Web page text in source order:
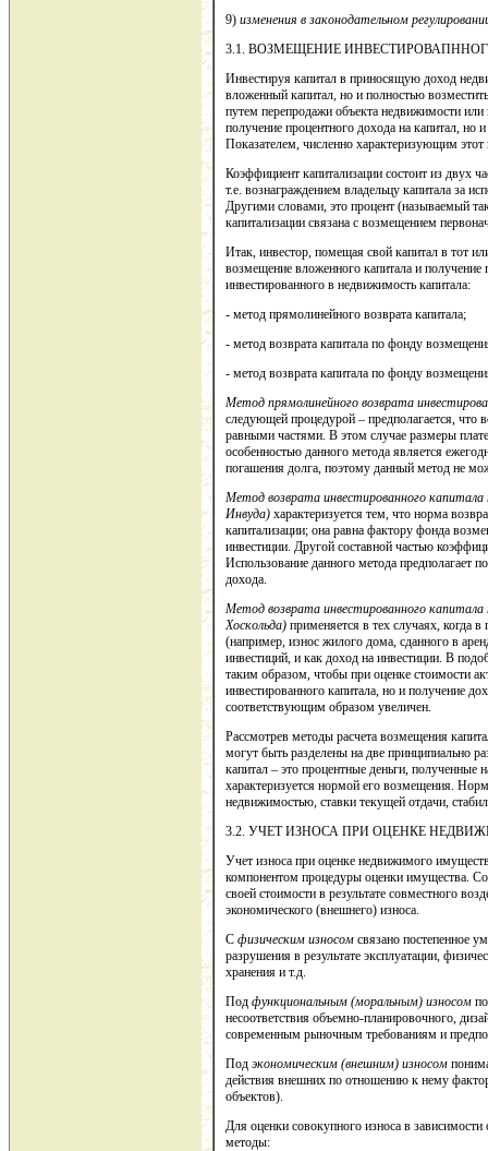
9) изменения в законодательном
3.1. ВОЗМЕЩЕНИЕ
Инвестируя капитал в приносящую доход
вложенный капитал, но и полностью
путем перепродажи объекта недвижимости или
получение процентного дохода на капитал, но
Показателем, численно характеризующим этот
Коэффициент капитализации состоит из двух
т.е. вознаграждением владельцу капитала за
Другими словами, это процент (называемый
капитализации связана с возмещением
Итак, инвестор, помещая свой капитал в тот
возмещение вложенного капитала и
инвестированного в недвижимость капитала:
- метод прямолинейного возврата капитала;
- метод возврата капитала по фонду
- метод возврата капитала по фонду
Метод прямолинейного возврата
следующей процедурой – предполагается,
равными частями. В этом случае размеры
особенностью данного метода является
погашения долга, поэтому данный метод не
Метод возврата инвестированного
Инвуда) характеризуется тем, что норма
капитализации; она равна фактору фонда
инвестиции. Другой составной частью
Использование данного метода предполагает
дохода.
Метод возврата инвестированного
Хоскольда) применяется в тех случаях, когда
(например, износ жилого дома, сданного в
инвестиций, и как доход на инвестиции. В
таким образом, чтобы при оценке стоимости
инвестированного капитала, но и получение
соответствующим образом увеличен.
Рассмотрев методы расчета возмещения
могут быть разделены на две принципиально
капитал – это процентные деньги, полученные
характеризуется нормой его возмещения.
недвижимостью, ставки текущей отдачи,
3.2. УЧЕТ ИЗНОСА ПРИ ОЦЕНКЕ
Учет износа при оценке недвижимого
компонентом процедуры оценки имущества.
своей стоимости в результате совместного
экономического (внешнего) износа.
С физическим износом связано постепенное
разрушения в результате эксплуатации,
хранения и т.д.
Под функциональным (моральным) износом
несоответствия объемно-планировочного,
современным рыночным требованиям и
Под экономическим (внешним) износом
действия внешних по отношению к нему
объектов).
Для оценки совокупного износа в
методы: